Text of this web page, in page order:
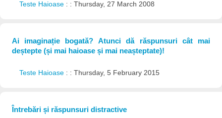
Teste Haioase : : Thursday, 27 March 2008
Ai imaginație bogată? Atunci dă răspunsuri cât mai
deștepte (și mai haioase și mai neașteptate)!
Teste Haioase : : Thursday, 5 February 2015
Întrebări și răspunsuri distractive